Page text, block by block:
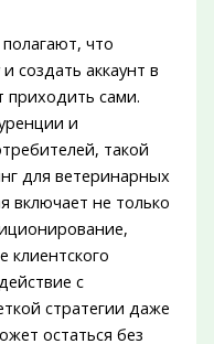
что
создать аккаунт в
сами.
и
такой
для ветеринарных
включает не только
клиентского
с
стратегии даже
остаться без